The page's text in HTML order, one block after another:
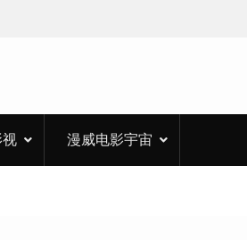
视 漫威电影宇宙